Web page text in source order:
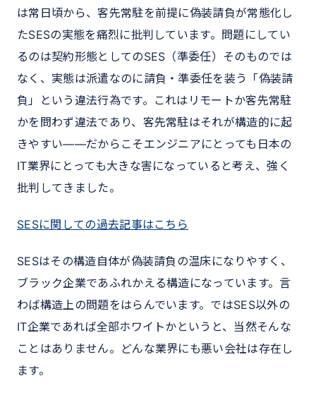
は常日頃から、客先常駐を前提に偽装請負が常態化し
たSESの実態を痛烈に批判しています。問題にしてい
るのは契約形態としてのSES（準委任）そのものでは
なく、実態は派遣なのに請負・準委任を装う「偽装請
負」という違法行為です。これはリモートか客先常駐
かを問わず違法であり、客先常駐はそれが構造的に起
きやすい——だからこそエンジニアにとっても日本の
IT業界にとっても大きな害になっていると考え、強く
批判してきました。
SESに関しての過去記事はこちら
SESはその構造自体が偽装請負の温床になりやすく、
ブラック企業であふれかえる構造になっています。言
わば構造上の問題をはらんでいます。ではSES以外の
IT企業であれば全部ホワイトかというと、当然そんな
ことはありません。どんな業界にも悪い会社は存在し
ます。